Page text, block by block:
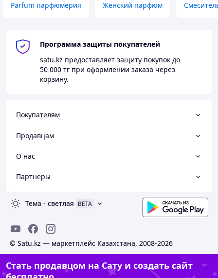
Parfum парфюмерия Женский парфюм
Программа защиты покупателей
satu.kz предоставляет защиту покупок до
50 000 тг при оформлении заказа через
корзину.
Покупателям
Продавцам
О нас
Партнеры
Тема - светлая BETA
© Satu.kz — маркетплейс Казахстана, 2008-2026
Стать продавцом на Сату и создать сайт